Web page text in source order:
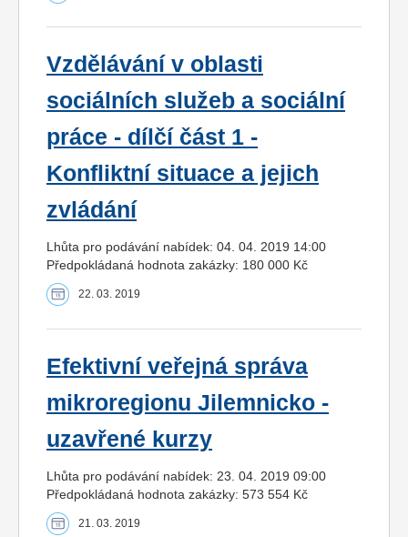
Vzdělávání v oblasti
sociálních služeb a sociální
práce - dílčí část 1 -
Konfliktní situace a jejich
zvládání
Lhůta pro podávání nabídek: 04. 04. 2019 14:00
Předpokládaná hodnota zakázky: 180 000 Kč
22. 03. 2019
Efektivní veřejná správa
mikroregionu Jilemnicko -
uzavřené kurzy
Lhůta pro podávání nabídek: 23. 04. 2019 09:00
Předpokládaná hodnota zakázky: 573 554 Kč
21. 03. 2019